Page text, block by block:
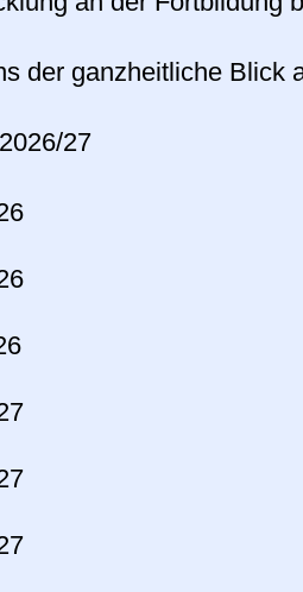
der ganzheitliche Blick
27